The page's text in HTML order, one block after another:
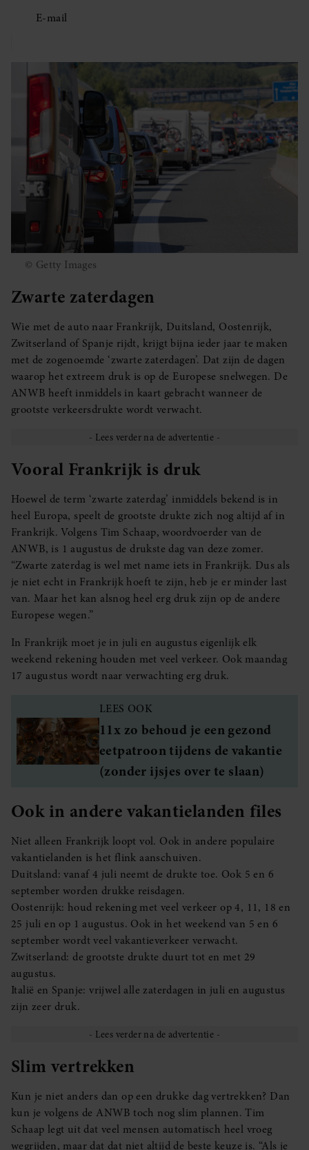
E-mail
© Getty Images
Zwarte zaterdagen
Wie met de auto naar Frankrijk, Duitsland, Oostenrijk,
Zwitserland of Spanje rijdt, krijgt bijna ieder jaar te maken
met de zogenoemde ‘zwarte zaterdagen’. Dat zijn de dagen
waarop het extreem druk is op de Europese snelwegen. De
ANWB heeft inmiddels in kaart gebracht wanneer de
grootste verkeersdrukte wordt verwacht.
Vooral Frankrijk is druk
Hoewel de term ‘zwarte zaterdag’ inmiddels bekend is in
heel Europa, speelt de grootste drukte zich nog altijd af in
Frankrijk. Volgens Tim Schaap, woordvoerder van de
ANWB, is 1 augustus de drukste dag van deze zomer.
“Zwarte zaterdag is wel met name iets in Frankrijk. Dus als
je niet echt in Frankrijk hoeft te zijn, heb je er minder last
van. Maar het kan alsnog heel erg druk zijn op de andere
Europese wegen.”
In Frankrijk moet je in juli en augustus eigenlijk elk
weekend rekening houden met veel verkeer. Ook maandag
17 augustus wordt naar verwachting erg druk.
LEES OOK
11x zo behoud je een gezond
eetpatroon tijdens de vakantie
(zonder ijsjes over te slaan)
Ook in andere vakantielanden files
Niet alleen Frankrijk loopt vol. Ook in andere populaire
vakantielanden is het flink aanschuiven.
Duitsland: vanaf 4 juli neemt de drukte toe. Ook 5 en 6
september worden drukke reisdagen.
Oostenrijk: houd rekening met veel verkeer op 4, 11, 18 en
25 juli en op 1 augustus. Ook in het weekend van 5 en 6
september wordt veel vakantieverkeer verwacht.
Zwitserland: de grootste drukte duurt tot en met 29
augustus.
Italië en Spanje: vrijwel alle zaterdagen in juli en augustus
zijn zeer druk.
Slim vertrekken
Kun je niet anders dan op een drukke dag vertrekken? Dan
kun je volgens de ANWB toch nog slim plannen. Tim
Schaap legt uit dat veel mensen automatisch heel vroeg
wegrijden, maar dat dat niet altijd de beste keuze is. “Als je